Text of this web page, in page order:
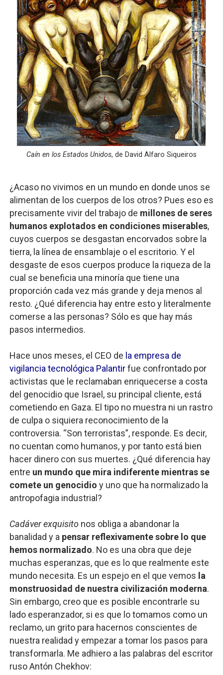
Caín en los Estados Unidos, de David Alfaro Siqueiros
¿Acaso no vivimos en un mundo en donde unos se
alimentan de los cuerpos de los otros? Pues eso es
precisamente vivir del trabajo de millones de seres
humanos explotados en condiciones miserables,
cuyos cuerpos se desgastan encorvados sobre la
tierra, la línea de ensamblaje o el escritorio. Y el
desgaste de esos cuerpos produce la riqueza de la
cual se beneficia una minoría que tiene una
proporción cada vez más grande y deja menos al
resto. ¿Qué diferencia hay entre esto y literalmente
comerse a las personas? Sólo es que hay más
pasos intermedios.
Hace unos meses, el CEO de la empresa de
vigilancia tecnológica Palantirfue confrontado por
activistas que le reclamaban enriquecerse a costa
del genocidio que Israel, su principal cliente, está
cometiendo en Gaza. El tipo no muestra ni un rastro
de culpa o siquiera reconocimiento de la
controversia. “Son terroristas”, responde. Es decir,
no cuentan como humanos, y por tanto está bien
hacer dinero con sus muertes. ¿Qué diferencia hay
entre un mundo que mira indiferente mientras se
comete un genocidio y uno que ha normalizado la
antropofagia industrial?
Cadáver exquisitonos obliga a abandonar la
banalidad y a pensar reflexivamente sobre lo que
hemos normalizado. No es una obra que deje
muchas esperanzas, que es lo que realmente este
mundo necesita. Es un espejo en el que vemos la
monstruosidad de nuestra civilización moderna.
Sin embargo, creo que es posible encontrarle su
lado esperanzador, si es que lo tomamos como un
reclamo, un grito para hacernos conscientes de
nuestra realidad y empezar a tomar los pasos para
transformarla. Me adhiero a las palabras del escritor
ruso Antón Chekhov: